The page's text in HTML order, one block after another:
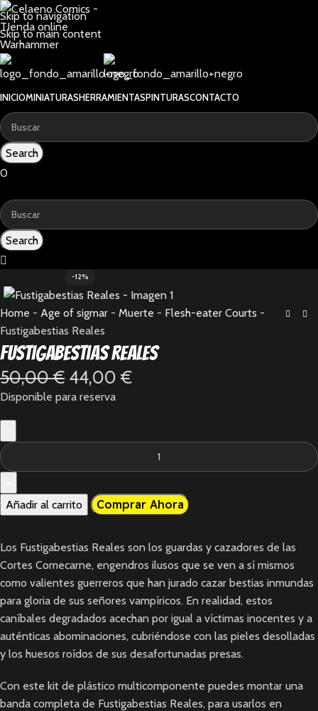
Skip to navigation
Skip to main content
INICIOMINIATURASHERRAMIENTASPINTURASCONTACTO
Search
0
Search
-12%
Home - Age of sigmar - Muerte - Flesh-eater Courts -
Fustigabestias Reales
Fustigabestias Reales
50,00€ 44,00 €
Disponible para reserva
Añadir al carrito Comprar Ahora
Los Fustigabestias Reales son los guardas y cazadores de las
Cortes Comecarne, engendros ilusos que se ven a sí mismos
como valientes guerreros que han jurado cazar bestias inmundas
para gloria de sus señores vampíricos. En realidad, estos
caníbales degradados acechan por igual a víctimas inocentes y a
auténticas abominaciones, cubriéndose con las pieles desolladas
y los huesos roídos de sus desafortunadas presas.
Con este kit de plástico multicomponente puedes montar una
banda completa de Fustigabestias Reales, para usarlos en